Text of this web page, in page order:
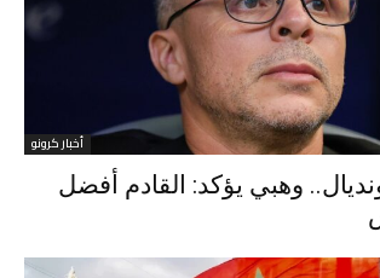
أخبار كرونو
وهبي يؤكد: القادم أفضل